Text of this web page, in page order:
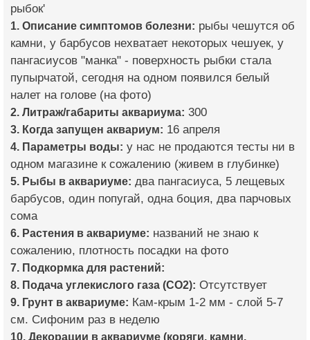
рыбок'
1. Описание симптомов болезни: рыбы чешутся об
камни, у барбусов нехватает некоторых чешуек, у
пангасиусов "манка" - поверхность рыбки стала
пупырчатой, сегодня на одном появился белый
налет на голове (на фото)
2. Литраж/габариты аквариума: 300
3. Когда запущен аквариум: 16 апреля
4. Параметры воды: у нас не продаются тесты ни в
одном магазине к сожалению (живем в глубинке)
5. Рыбы в аквариуме: два пангасиуса, 5 лещевых
барбусов, один попугай, одна боция, два парчовых
сома
6. Растения в аквариуме: названий не знаю к
сожалению, плотность посадки на фото
7. Подкормка для растений:
8. Подача углекислого газа (CO2): Отсутствует
9. Грунт в аквариуме: Кам-крым 1-2 мм - слой 5-7
см. Сифоним раз в неделю
10. Декорации в аквариуме (коряги, камни,